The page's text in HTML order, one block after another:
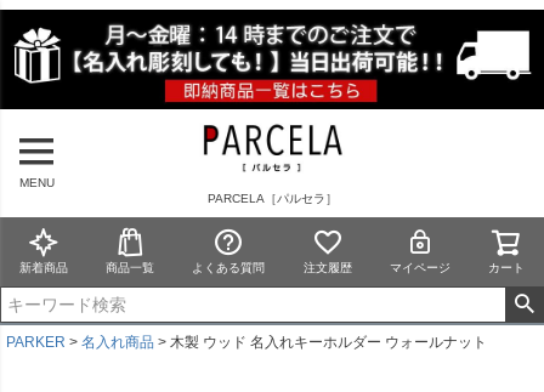
MENU
PARCELA［パルセラ］
新着商品 商品一覧 よくある質問 注文履歴 マイページ カート
PARKER 名入れ商品 木製 ウッド 名入れキーホルダー ウォールナット